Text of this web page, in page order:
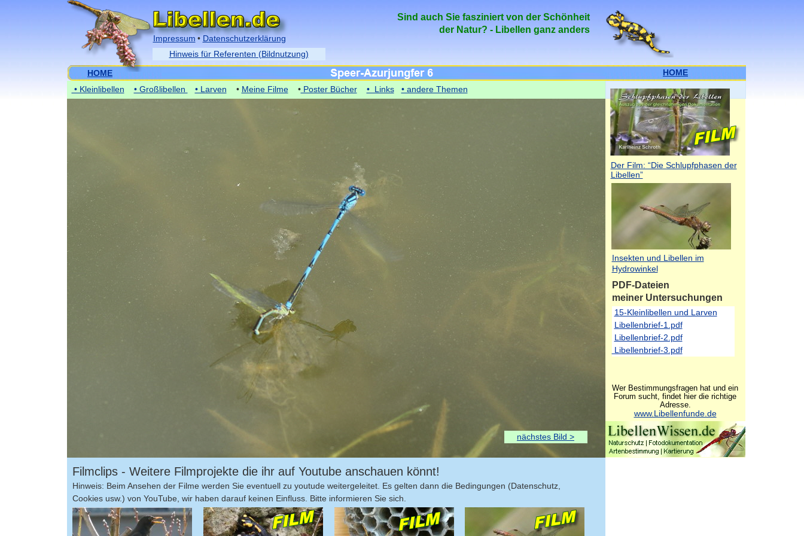
nächstes Bild >
Hinweis: Beim Ansehen der Filme werden Sie eventuell zu youtude weitergeleitet. Es gelten dann die Bedingungen (Datenschutz,
Cookies usw.) von YouTube, wir haben darauf keinen Einfluss. Bitte informieren Sie sich.
Filmclips - Weitere Filmprojekte die ihr auf Youtube anschauen könnt!
HOME
HOME
Sind auch Sie fasziniert von der Schönheit
der Natur? - Libellen ganz anders
Impressum • Datenschutzerklärung
Der Film: “Die Schlupfphasen der
Libellen”
Wer Bestimmungsfragen hat und ein
Forum sucht, findet hier die richtige
Adresse.
www.Libellenfunde.de
Insekten und Libellen im
Hydrowinkel
Hinweis für Referenten (Bildnutzung)
15-Kleinlibellen und Larven
Libellenbrief-1.pdf
Libellenbrief-2.pdf
Libellenbrief-3.pdf
PDF-Dateien
meiner Untersuchungen
• Kleinlibellen • Großlibellen • Larven • Meine Filme•Poster Bücher • Links • andere Themen